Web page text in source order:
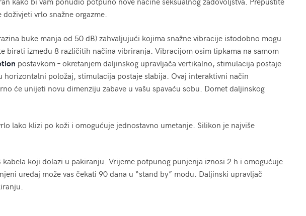
vrlo snažne orgazme.
buke manja od 50 dB) zahvaljujući kojima snažne vibracije istodobno mogu
birati između 8 različitih načina vibriranja. Vibracijom osim tipkama na samom
postavkom – okretanjem daljinskog upravljača vertikalno, stimulacija postaje
položaj, stimulacija postaje slabija. Ovaj interaktivni način
će unijeti novu dimenziju zabave u vašu spavaću sobu. Domet daljinskog
lako klizi po koži i omogućuje jednostavno umetanje. Silikon je najviše
koji dolazi u pakiranju. Vrijeme potpunog punjenja iznosi 2 h i omogućuje
uređaj može vas čekati 90 dana u “stand by” modu. Daljinski upravljač